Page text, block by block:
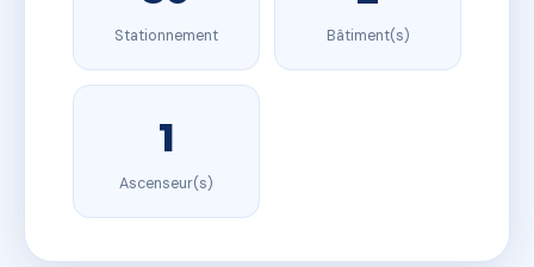
Stationnement Bâtiment(s)
1
Ascenseur(s)